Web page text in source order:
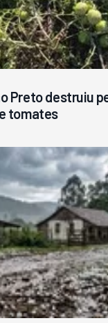
Preto destruiu
tomates